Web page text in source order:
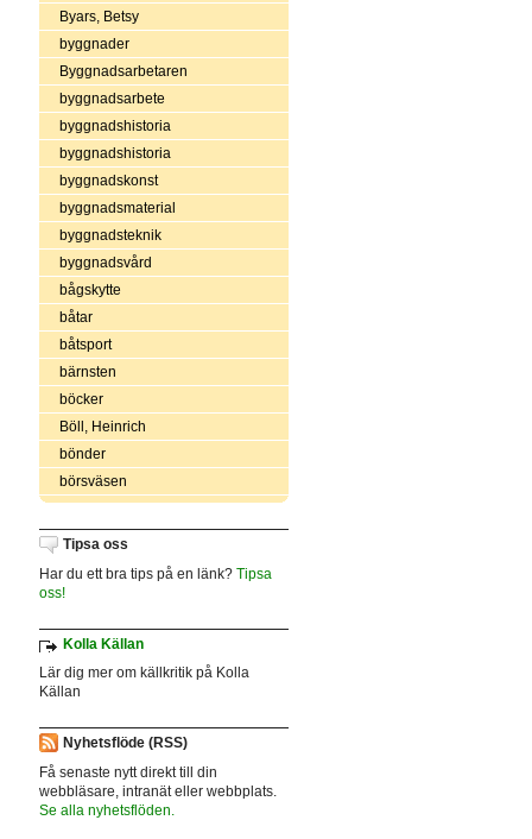
Byars, Betsy
byggnader
Byggnadsarbetaren
byggnadsarbete
byggnadshistoria
byggnadshistoria
byggnadskonst
byggnadsmaterial
byggnadsteknik
byggnadsvård
bågskytte
båtar
båtsport
bärnsten
böcker
Böll, Heinrich
bönder
börsväsen
Tipsa oss
Har du ett bra tips på en länk? Tipsa
oss!
Kolla Källan
Lär dig mer om källkritik på Kolla
Källan
Nyhetsflöde (RSS)
Få senaste nytt direkt till din
webbläsare, intranät eller webbplats.
Se alla nyhetsflöden.